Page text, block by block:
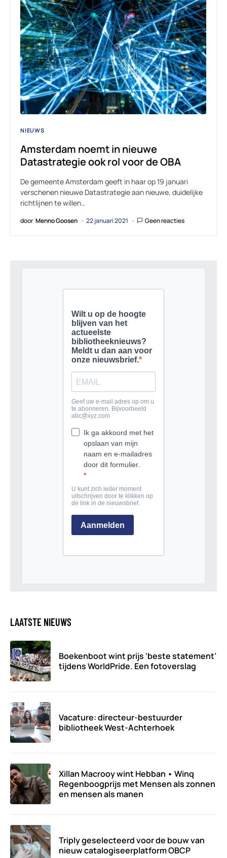
NIEUWS
Amsterdam noemt in nieuwe
Datastrategie ook rol voor de OBA
De gemeente Amsterdam geeft in haar op 19 januari
verschenen nieuwe Datastrategie aan nieuwe, duidelijke
richtlijnen te willen…
door Menno Goosen 22 januari 2021 Geen reacties
LAATSTE NIEUWS
Boekenboot wint prijs ‘beste statement’
tijdens WorldPride. Een fotoverslag
Vacature: directeur-bestuurder
bibliotheek West-Achterhoek
Xillan Macrooy wint Hebban • Winq
Regenboogprijs met Mensen als zonnen
en mensen als manen
Triply geselecteerd voor de bouw van
nieuw catalogiseerplatform OBCP